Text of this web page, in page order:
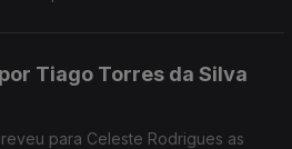
Tiago Torres da Silva
para Celeste Rodrigues as